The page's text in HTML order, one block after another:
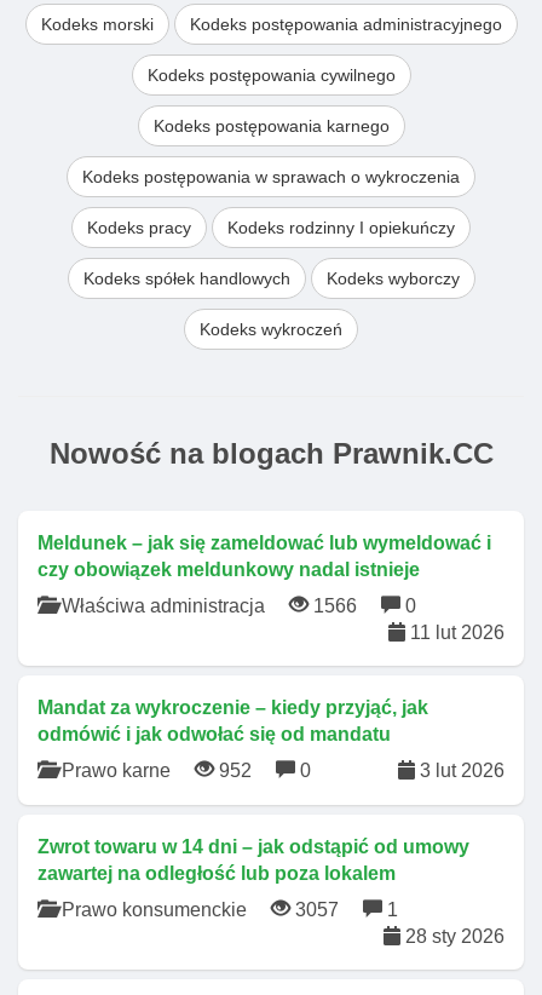
Kodeks morski Kodeks postępowania administracyjnego
Kodeks postępowania cywilnego
Kodeks postępowania karnego
Kodeks postępowania w sprawach o wykroczenia
Kodeks pracy Kodeks rodzinny I opiekuńczy
Kodeks spółek handlowych Kodeks wyborczy
Kodeks wykroczeń
Nowość na blogach Prawnik.CC
Meldunek – jak się zameldować lub wymeldować i
czy obowiązek meldunkowy nadal istnieje
Właściwa administracja
1566
0
11 lut 2026
Mandat za wykroczenie – kiedy przyjąć, jak
odmówić i jak odwołać się od mandatu
Prawo karne
952 0 3 lut 2026
Zwrot towaru w 14 dni – jak odstąpić od umowy
zawartej na odległość lub poza lokalem
Prawo konsumenckie
3057
1
28 sty 2026